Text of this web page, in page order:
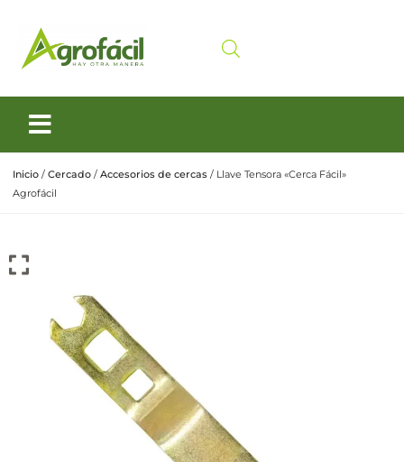
Inicio / Cercado / Accesorios de cercas / Llave Tensora «Cerca Fácil»
Agrofácil